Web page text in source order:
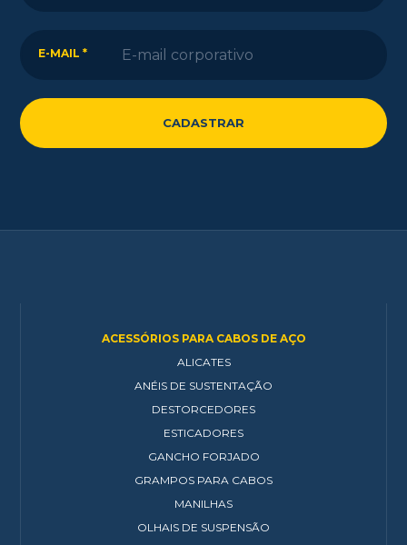
E-MAIL *
ACESSÓRIOS PARA CABOS DE AÇO
ALICATES
ANÉIS DE SUSTENTAÇÃO
DESTORCEDORES
ESTICADORES
GANCHO FORJADO
GRAMPOS PARA CABOS
MANILHAS
OLHAIS DE SUSPENSÃO